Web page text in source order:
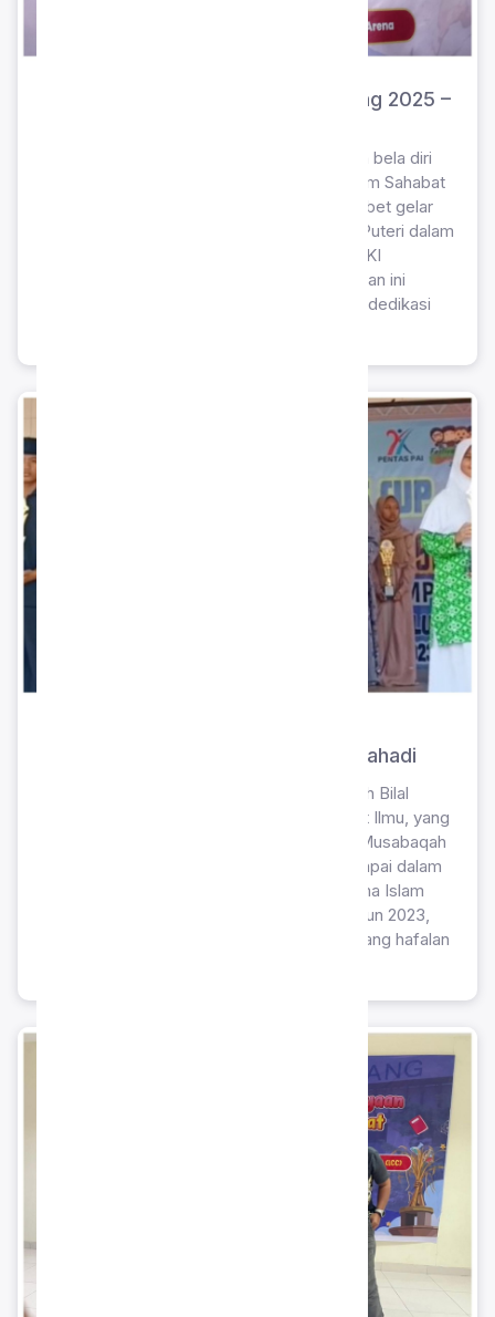
Juara 1 Karate FORKI Kab. Karawang 2025 –
Prestasi membanggakan di bidang olahraga bela diri
diraih oleh Nada Quratul Aini, siswi SMP Islam Sahabat
Ilmu. Peserta didik tersebut berhasil menyabet gelar
Juara 1 pada kategori Kumite Kadet -47kg Puteri dalam
ajang Kejuaraan Karate Antar Pelajar III FORKI
Kabupaten Karawang tahun 2025. Pencapaian ini
menunjukkan ketangguhan, sportivitas, dan dedikasi
Komisariat 2023 – Bilal Azaam Atmahadi
Pencapaian membanggakan ditorehkan oleh Bilal
Azaam Atmahadi, siswa SMP Islam Sahabat Ilmu, yang
berhasil meraih gelar Juara 1 pada cabang Musabaqah
Hifdzil Qur'an (MHQ) Putra. Prestasi ini dicapai dalam
ajang Festival Lomba Seni Pendidikan Agama Islam
(FLSPAI) tingkat Komisariat Telukjambe tahun 2023,
sebagai wujud keunggulan siswa dalam bidang hafalan